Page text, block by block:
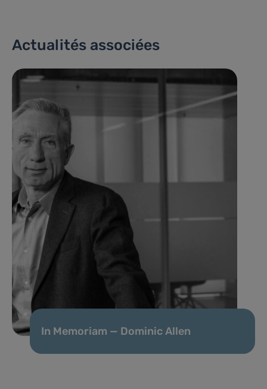
Actualités associées
In Memoriam — Dominic Allen